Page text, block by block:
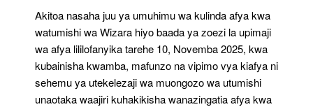
Akitoa nasaha juu ya umuhimu wa kulinda afya kwa
watumishi wa Wizara hiyo baada ya zoezi la upimaji
wa afya lililofanyika tarehe 10, Novemba 2025, kwa
kubainisha kwamba, mafunzo na vipimo vya kiafya ni
sehemu ya utekelezaji wa muongozo wa utumishi
unaotaka waajiri kuhakikisha wanazingatia afya kwa